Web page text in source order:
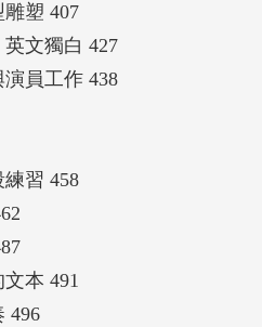
塑 407
文獨白 427
員工作 438
習 458
本 491
496